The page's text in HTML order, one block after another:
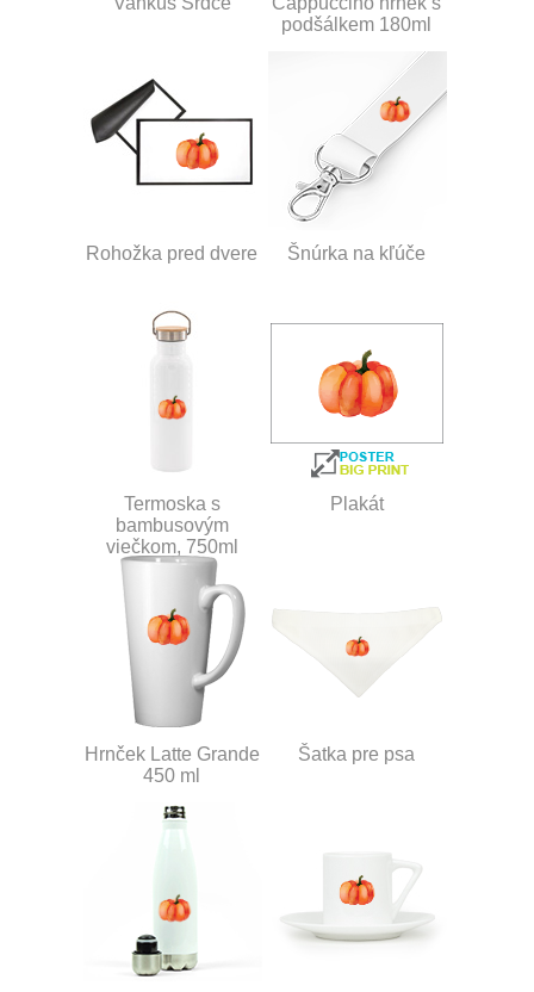
podšálkem 180ml
Rohožka pred dvere Šnúrka na kľúče
Termoska s
bambusovým
viečkom, 750ml
Plakát
Hrnček Latte Grande
450 ml
Šatka pre psa